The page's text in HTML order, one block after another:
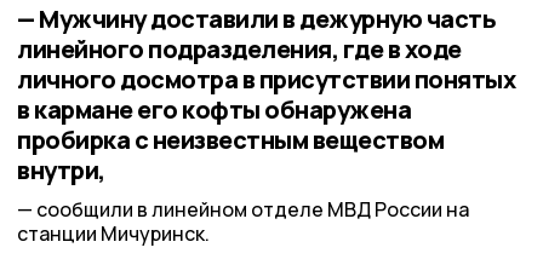
— Мужчину доставили в дежурную часть
линейного подразделения, где в ходе
личного досмотра в присутствии понятых
в кармане его кофты обнаружена
пробирка с неизвестным веществом
внутри,
сообщили в линейном отделе МВД России на
станции Мичуринск.